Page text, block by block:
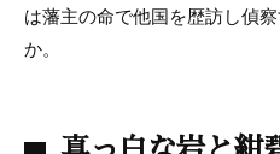
は藩主の命で他国を歴訪し偵
か。